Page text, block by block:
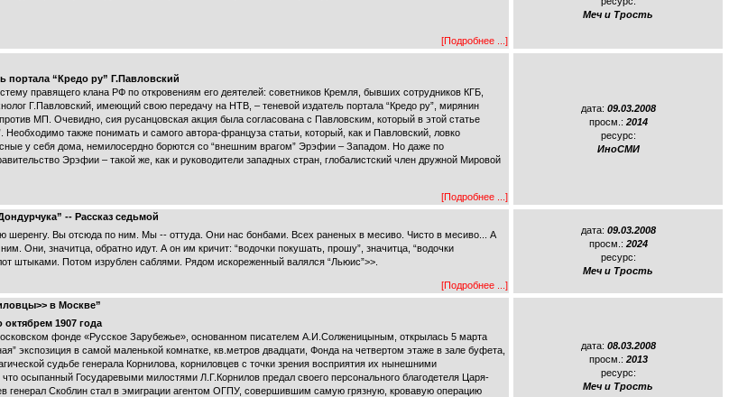
[Подробнее ...]
Меч и Трость
портала “Кредо ру” Г.Павловский
правящего клана РФ по откровениям его деятелей: советников Кремля, бывших сотрудников КГБ,
Г.Павловский, имеющий свою передачу на НТВ, – теневой издатель портала “Кредо ру”, мирянин
МП. Очевидно, сия русанцовская акция была согласована с Павловским, который в этой статье
также понимать и самого автора-француза статьи, который, как и Павловский, ловко
у себя дома, немилосердно борются со “внешним врагом” Эрэфии – Западом. Но даже по
Эрэфии – такой же, как и руководители западных стран, глобалистский член дружной Мировой
[Подробнее ...]
дата: 09.03.2008
просм.: 2014
ресурс:
ИноСМИ
-- Рассказ седьмой
шеренгу. Вы отсюда по ним. Мы -- оттуда. Они нас бонбами. Всех раненых в месиво. Чисто в месиво... А
Они, значитца, обратно идут. А он им кричит: “водочки покушать, прошу”, значитца, “водочки
штыками. Потом изрублен саблями. Рядом искореженный валялся “Льюис”>>.
[Подробнее ...]
дата: 09.03.2008
просм.: 2024
ресурс:
Меч и Трость
в Москве”
1907 года
фонде «Русское Зарубежье», основанном писателем А.И.Солженицыным, открылась 5 марта
экспозиция в самой маленькой комнатке, кв.метров двадцати, Фонда на четвертом этаже в зале буфета,
судьбе генерала Корнилова, корниловцев с точки зрения восприятия их нынешними
осыпанный Государевыми милостями Л.Г.Корнилов предал своего персонального благодетеля Царя-
генерал Скоблин стал в эмиграции агентом ОГПУ, совершившим самую грязную, кровавую операцию
дата: 08.03.2008
просм.: 2013
ресурс:
Меч и Трость